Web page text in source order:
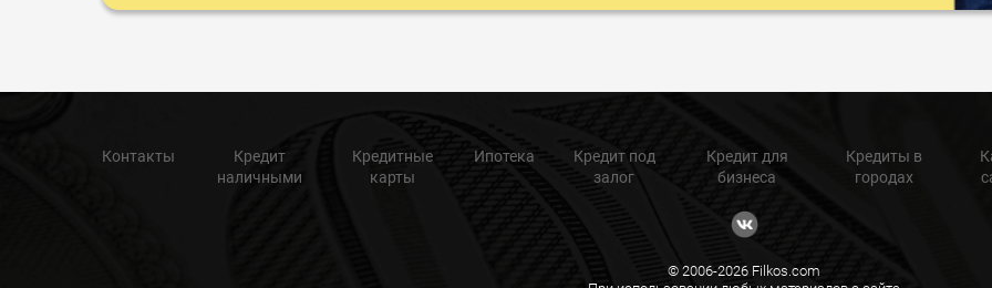
Контакты
Кредит
наличными
Кредитные
карты
Ипотека
Кредит под
залог
Кредит для
бизнеса
Кредиты в
городах
© 2006-2026 Filkos.com